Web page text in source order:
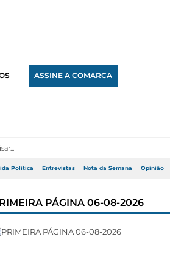
ASSINE A COMARCA
Política Entrevistas Nota da Semana Opinião
PÁGINA 06-08-2026